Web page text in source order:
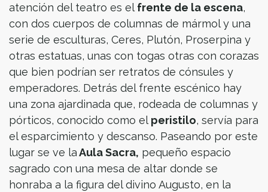
atención del teatro es el frente de la escena,
con dos cuerpos de columnas de mármol y una
serie de esculturas, Ceres, Plutón, Proserpina y
otras estatuas, unas con togas otras con corazas
que bien podrían ser retratos de cónsules y
emperadores. Detrás del frente escénico hay
una zona ajardinada que, rodeada de columnas y
pórticos, conocido como el peristilo, servía para
el esparcimiento y descanso. Paseando por este
lugar se ve laAula Sacra, pequeño espacio
sagrado con una mesa de altar donde se
honraba a la figura del divino Augusto, en la